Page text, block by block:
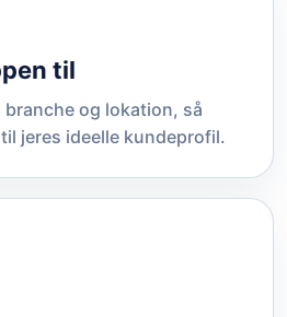
til
og lokation, så
jeres ideelle kundeprofil.